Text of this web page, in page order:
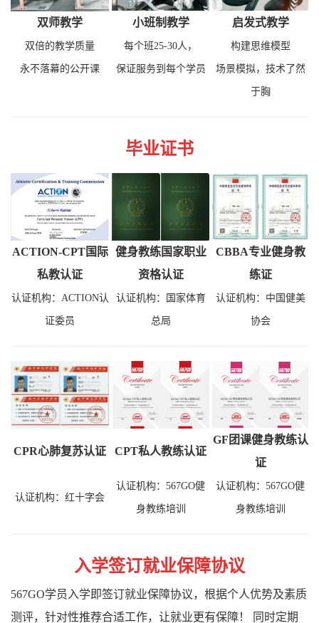
双师教学 小班制教学 启发式教学
双倍的教学质量
永不落幕的公开课
每个班25-30人，
保证服务到每个学员
构建思维模型
场景模拟，技术了然
于胸
毕业证书
ACTION-CPT国际
私教认证
健身教练国家职业
资格认证
CBBA专业健身教
练证
认证机构：ACTION认
证委员
认证机构：国家体育
总局
认证机构：中国健美
协会
CPR心肺复苏认证 CPT私人教练认证
GF团课健身教练认
证
认证机构：红十字会
认证机构：567GO健
身教练培训
认证机构：567GO健
身教练培训
入学签订就业保障协议
567GO学员入学即签订就业保障协议，根据个人优势及素质
测评，针对性推荐合适工作，让就业更有保障！ 同时定期